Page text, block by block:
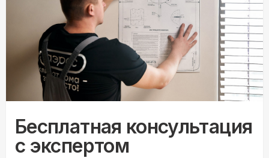
Бесплатная консультация
с экспертом